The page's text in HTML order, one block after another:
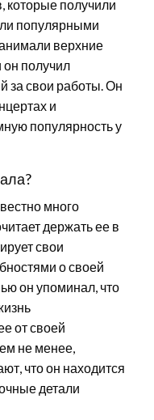
которые получили
популярными
верхние
он получил
за свои работы. Он
и
популярность у
много
держать ее в
свои
о своей
он упоминал, что
от своей
не менее,
что он находится
детали